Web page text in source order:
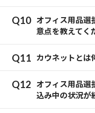
オフィス用品選
意点を教えてく
カウネットとは
オフィス用品選
込み中の状況が